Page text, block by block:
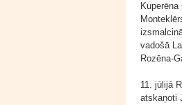
vadošā
Rozēna-
11. jūlijā
atskaņoti